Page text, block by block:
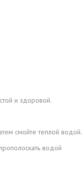
и здоровой.
смойте теплой водой.
водой